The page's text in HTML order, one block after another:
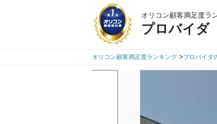
オリコン顧客満足度ラ
プロバイダ
オリコン顧客満足度ランキング >プロバイダ